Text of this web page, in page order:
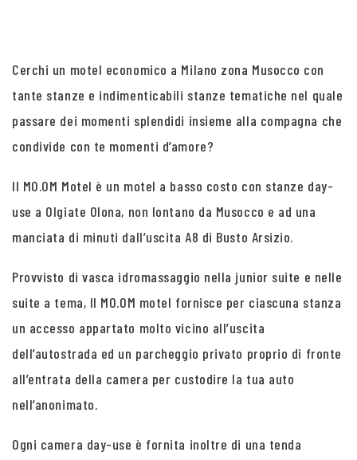
Cerchi un motel economico a Milano zona Musocco con
tante stanze e indimenticabili stanze tematiche nel quale
passare dei momenti splendidi insieme alla compagna che
condivide con te momenti d’amore?
Il MO.OM Motel è un motel a basso costo con stanze day-
use a Olgiate Olona, non lontano da Musocco e ad una
manciata di minuti dall’uscita A8 di Busto Arsizio.
Provvisto di vasca idromassaggio nella junior suite e nelle
suite a tema, Il MO.OM motel fornisce per ciascuna stanza
un accesso appartato molto vicino all’uscita
dell’autostrada ed un parcheggio privato proprio di fronte
all’entrata della camera per custodire la tua auto
nell’anonimato.
Ogni camera day-use è fornita inoltre di una tenda